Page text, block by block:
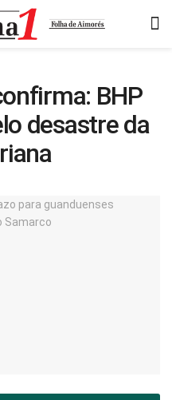
BHP
desastre da